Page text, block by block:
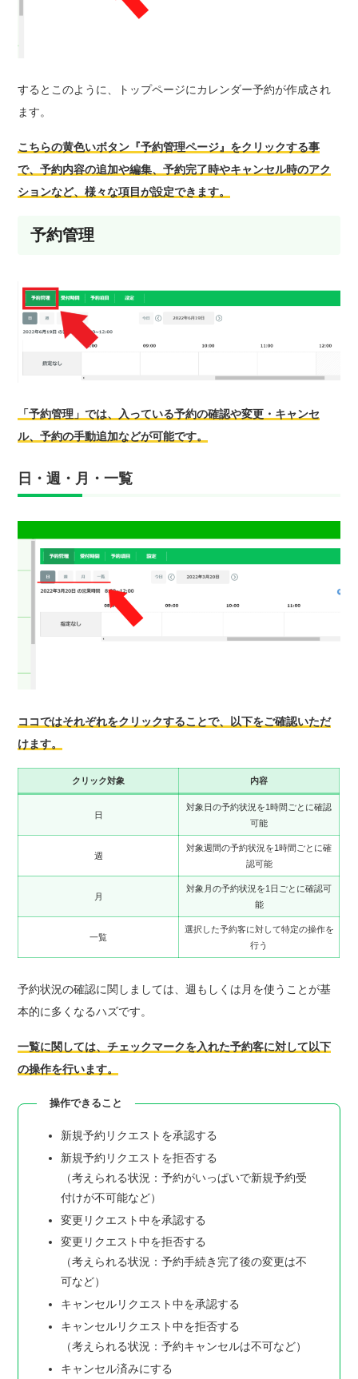
するとこのように、トップページにカレンダー予約が作成され
ます。
こちらの黄色いボタン『予約管理ページ』をクリックする事
で、予約内容の追加や編集、予約完了時やキャンセル時のアク
ションなど、様々な項目が設定できます。
予約管理
「予約管理」では、入っている予約の確認や変更・キャンセ
ル、予約の手動追加などが可能です。
日・週・月・一覧
ココではそれぞれをクリックすることで、以下をご確認いただ
けます。
クリック対象 内容
日
対象日の予約状況を1時間ごとに確認
可能
週
対象週間の予約状況を1時間ごとに確
認可能
月
対象月の予約状況を1日ごとに確認可
能
一覧
選択した予約客に対して特定の操作を
行う
予約状況の確認に関しましては、週もしくは月を使うことが基
本的に多くなるハズです。
一覧に関しては、チェックマークを入れた予約客に対して以下
の操作を行います。
操作できること
新規予約リクエストを承認する
新規予約リクエストを拒否する
（考えられる状況：予約がいっぱいで新規予約受
付けが不可能など）
変更リクエスト中を承認する
変更リクエスト中を拒否する
（考えられる状況：予約手続き完了後の変更は不
可など）
キャンセルリクエスト中を承認する
キャンセルリクエスト中を拒否する
（考えられる状況：予約キャンセルは不可など）
キャンセル済みにする